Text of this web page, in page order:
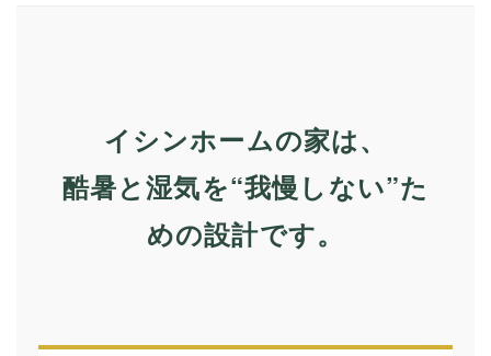
イシンホームの家は、
酷暑と湿気を“我慢しない”た
めの設計です。